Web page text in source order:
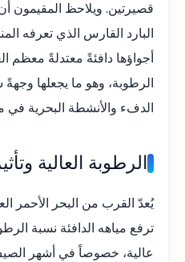
قصيرتين. ويلاحظ المقيمون
البارد القارس الذي تعرفه
أجواؤها دافئةً معتدلةً معظم
الرطوبة، وهو ما يجعلها
الدفء والأنشطة البحرية في
الرطوبة العالية
يُعدّ القرب من البحر الأحمر
ترفع مياهه الدافئة نسبة
عالية، خصوصاً في أشهر